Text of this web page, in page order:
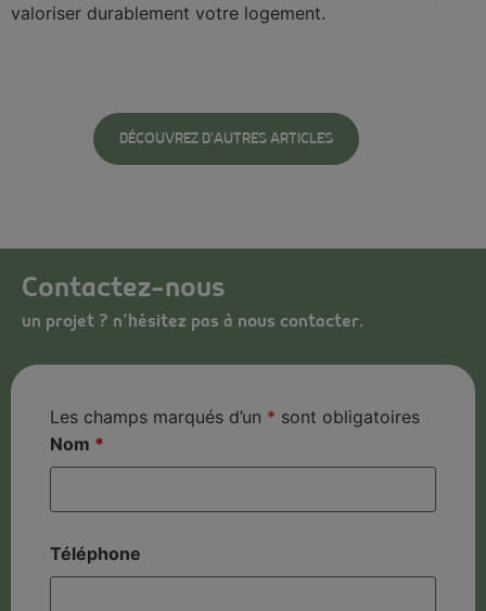
valoriser durablement votre logement.
DÉCOUVREZ D'AUTRES ARTICLES
Contactez-nous
un projet ? n’hésitez pas à nous contacter.
Les champs marqués d’un * sont obligatoires
Nom *
Téléphone